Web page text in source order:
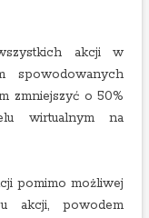
akcji w
spowodowanych
zmniejszyć o 50%
wirtualnym na
pomimo możliwej
akcji, powodem